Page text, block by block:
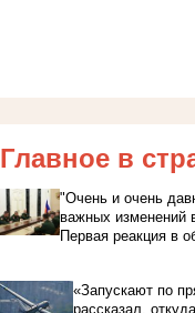
Главное в
"Очень и очень
важных изменений
Первая реакция в
«Запускают по
рассказал,